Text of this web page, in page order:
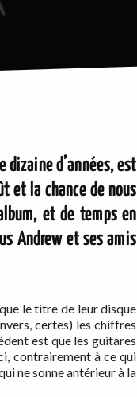
dizaine d’années, est
et la chance de nous
et de temps en
Andrew et ses amis
le titre de leur disque
certes) les chiffres
est que les guitares
contrairement à ce qui
ne sonne antérieur à la